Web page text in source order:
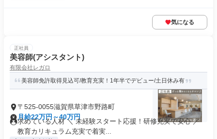
気になる
正社員
美容師(アシスタント)
有限会社レガロ
美容師免許取得見込可/教育充実！1年半でデビュー/土日休み有
〒525-0055滋賀県草津市野路町
月給22万円～40万円
求めている人材 ＼ 未経験スタート応援！研修充実で安心 ／
教育カリキュラム充実で着実...